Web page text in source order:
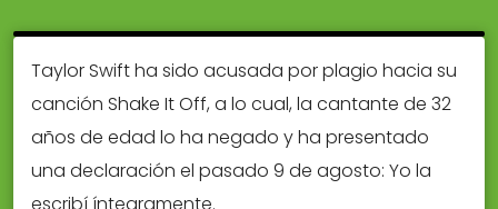
Taylor Swift ha sido acusada por plagio hacia su
canción Shake It Off, a lo cual, la cantante de 32
años de edad lo ha negado y ha presentado
una declaración el pasado 9 de agosto: Yo la